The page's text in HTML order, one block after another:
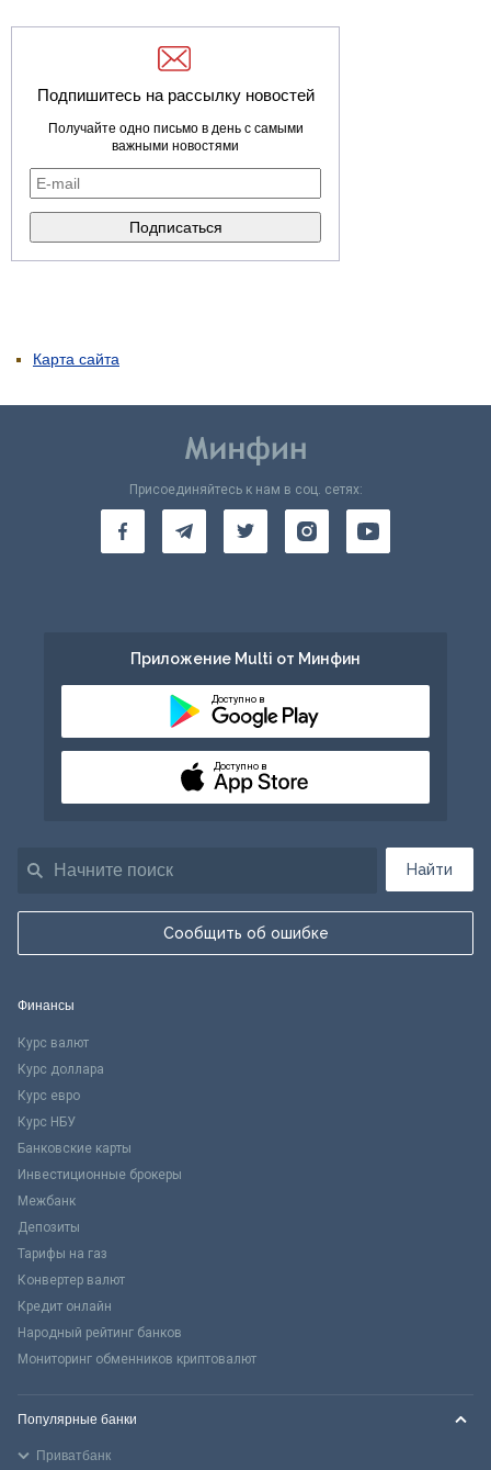
Подпишитесь на рассылку новостей
Получайте одно письмо в день с самыми
важными новостями
Карта сайта
Найти
Сообщить об ошибке
Присоединяйтесь к нам в соц. сетях:
Приложение Multi от Минфин
Доступно в
Доступно в
Финансы
Курс валют
Курс доллара
Курс евро
Курс НБУ
Банковские карты
Инвестиционные брокеры
Межбанк
Депозиты
Тарифы на газ
Конвертер валют
Кредит онлайн
Народный рейтинг банков
Мониторинг обменников криптовалют
Популярные банки
Приватбанк